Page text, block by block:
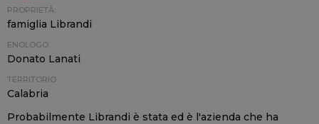
PROPRIETÀ:
famiglia Librandi
ENOLOGO:
Donato Lanati
TERRITORIO:
Calabria
Probabilmente Librandi è stata ed è l'azienda che ha